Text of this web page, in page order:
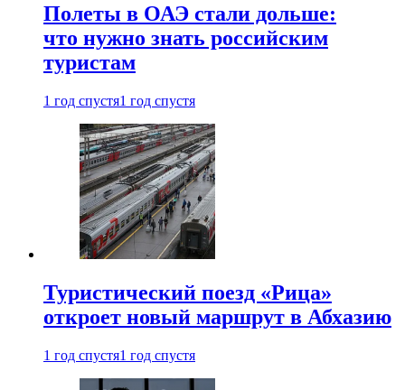
Полеты в ОАЭ стали дольше:
что нужно знать российским
туристам
1 год спустя1 год спустя
Туристический поезд «Рица»
откроет новый маршрут в Абхазию
1 год спустя1 год спустя